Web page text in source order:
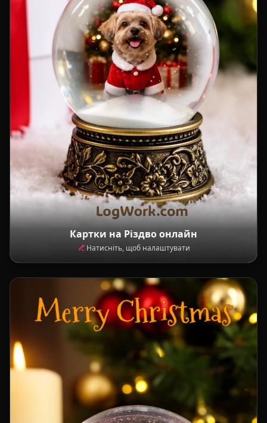
Картки на Різдво онлайн
Натисніть, щоб налаштувати